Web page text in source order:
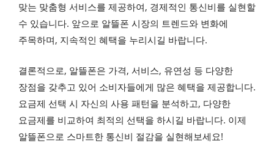
맞는 맞춤형 서비스를 제공하여, 경제적인 통신비를 실현할
수 있습니다. 앞으로 알뜰폰 시장의 트렌드와 변화에
주목하며, 지속적인 혜택을 누리시길 바랍니다.
결론적으로, 알뜰폰은 가격, 서비스, 유연성 등 다양한
장점을 갖추고 있어 소비자들에게 많은 혜택을 제공합니다.
요금제 선택 시 자신의 사용 패턴을 분석하고, 다양한
요금제를 비교하여 최적의 선택을 하시길 바랍니다. 이제
알뜰폰으로 스마트한 통신비 절감을 실현해보세요!